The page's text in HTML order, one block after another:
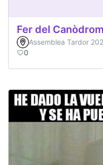
Fer del
Assemblea Tardor
0